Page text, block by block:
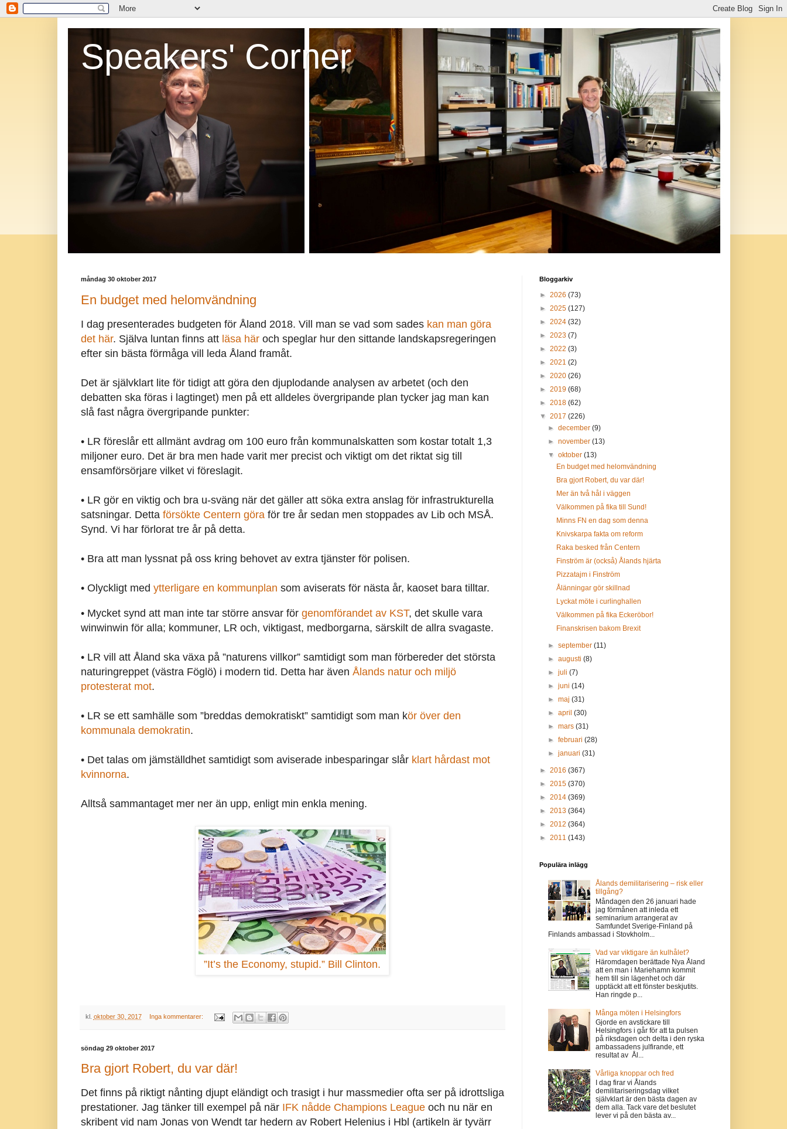
Speakers' Corner
måndag 30 oktober 2017
En budget med helomvändning
I dag presenterades budgeten för Åland 2018. Vill man se vad som sades kan man göra
det här. Själva luntan finns att läsa häroch speglar hur den sittande landskapsregeringen
efter sin bästa förmåga vill leda Åland framåt.
Det är självklart lite för tidigt att göra den djuplodande analysen av arbetet (och den
debatten ska föras i lagtinget) men på ett alldeles övergripande plan tycker jag man kan
slå fast några övergripande punkter:
• LR föreslår ett allmänt avdrag om 100 euro från kommunalskatten som kostar totalt 1,3
miljoner euro. Det är bra men hade varit mer precist och viktigt om det riktat sig till
ensamförsörjare vilket vi föreslagit.
• LR gör en viktig och bra u-sväng när det gäller att söka extra anslag för infrastrukturella
satsningar. Detta försökte Centern göraför tre år sedan men stoppades av Lib och MSÅ.
Synd. Vi har förlorat tre år på detta.
• Bra att man lyssnat på oss kring behovet av extra tjänster för polisen.
• Olyckligt med ytterligare en kommunplan som aviserats för nästa år, kaoset bara tilltar.
• Mycket synd att man inte tar större ansvar för genomförandet av KST, det skulle vara
winwinwin för alla; kommuner, LR och, viktigast, medborgarna, särskilt de allra svagaste.
• LR vill att Åland ska växa på ”naturens villkor” samtidigt som man förbereder det största
naturingreppet (västra Föglö) i modern tid. Detta har även Ålands natur och miljö
protesterat mot.
• LR se ett samhälle som ”breddas demokratiskt” samtidigt som man kör över den
kommunala demokratin.
• Det talas om jämställdhet samtidigt som aviserade inbesparingar slår klart hårdast mot
kvinnorna.
Alltså sammantaget mer ner än upp, enligt min enkla mening.
”It’s the Economy, stupid.” Bill Clinton.
kl. oktober 30, 2017 Inga kommentarer:
söndag 29 oktober 2017
Bra gjort Robert, du var där!
Det finns på riktigt nånting djupt eländigt och trasigt i hur massmedier ofta ser på idrottsliga
prestationer. Jag tänker till exempel på när IFK nådde Champions Leagueoch nu när en
skribent vid nam Jonas von Wendt tar hedern av Robert Helenius i Hbl (artikeln är tyvärr
Bloggarkiv
► 2026 (73)
► 2025 (127)
► 2024 (32)
► 2023 (7)
► 2022 (3)
► 2021 (2)
► 2020 (26)
► 2019 (68)
► 2018 (62)
▼ 2017 (226)
► december (9)
► november (13)
▼ oktober (13)
En budget med helomvändning
Bra gjort Robert, du var där!
Mer än två hål i väggen
Välkommen på fika till Sund!
Minns FN en dag som denna
Knivskarpa fakta om reform
Raka besked från Centern
Finström är (också) Ålands hjärta
Pizzatajm i Finström
Ålänningar gör skillnad
Lyckat möte i curlinghallen
Välkommen på fika Eckeröbor!
Finanskrisen bakom Brexit
► september (11)
► augusti (8)
► juli (7)
► juni (14)
► maj (31)
► april (30)
► mars (31)
► februari (28)
► januari (31)
► 2016 (367)
► 2015 (370)
► 2014 (369)
► 2013 (364)
► 2012 (364)
► 2011 (143)
Populära inlägg
Ålands demilitarisering – risk eller
tillgång?
Måndagen den 26 januari hade
jag förmånen att inleda ett
seminarium arrangerat av
Samfundet Sverige-Finland på
Finlands ambassad i Stovkholm...
Vad var viktigare än kulhålet?
Häromdagen berättade Nya Åland
att en man i Mariehamn kommit
hem till sin lägenhet och där
upptäckt att ett fönster beskjutits.
Han ringde p...
Många möten i Helsingfors
Gjorde en avstickare till
Helsingfors i går för att ta pulsen
på riksdagen och delta i den ryska
ambassadens julfirande, ett
resultat av Ål...
Vårliga knoppar och fred
I dag firar vi Ålands
demilitariseringsdag vilket
självklart är den bästa dagen av
dem alla. Tack vare det beslutet
lever vi på den bästa av...